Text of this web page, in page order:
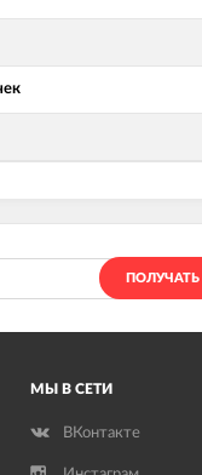
МЫ В СЕТИ
ВКонтакте